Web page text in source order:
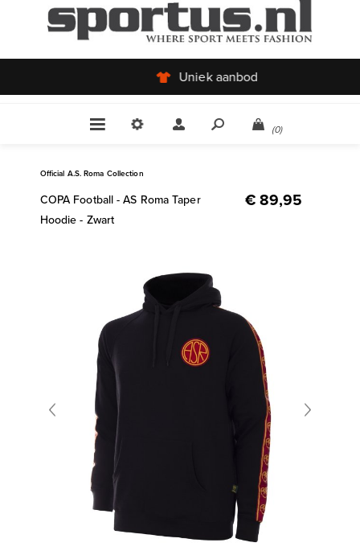
Uniek aanbod
(0)
Official A.S. Roma Collection
COPA Football - AS Roma Taper
Hoodie - Zwart
€ 89,95